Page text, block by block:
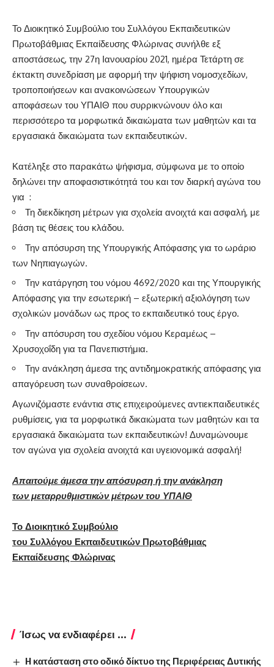
Το Διοικητικό Συμβούλιο του Συλλόγου Εκπαιδευτικών
Πρωτοβάθμιας Εκπαίδευσης Φλώρινας συνήλθε εξ
αποστάσεως, την 27η Ιανουαρίου 2021, ημέρα Τετάρτη σε
έκτακτη συνεδρίαση με αφορμή την ψήφιση νομοσχεδίων,
τροποποιήσεων και ανακοινώσεων Υπουργικών
αποφάσεων του ΥΠΑΙΘ που συρρικνώνουν όλο και
περισσότερο τα μορφωτικά δικαιώματα των μαθητών και τα
εργασιακά δικαιώματα των εκπαιδευτικών.
Κατέληξε στο παρακάτω ψήφισμα, σύμφωνα με το οποίο
δηλώνει την αποφασιστικότητά του και τον διαρκή αγώνα του
για :
Τη διεκδίκηση μέτρων για σχολεία ανοιχτά και ασφαλή, με
βάση τις θέσεις του κλάδου.
Την απόσυρση της Υπουργικής Απόφασης για το ωράριο
των Νηπιαγωγών.
Την κατάργηση του νόμου 4692/2020 και της Υπουργικής
Απόφασης για την εσωτερική – εξωτερική αξιολόγηση των
σχολικών μονάδων ως προς το εκπαιδευτικό τους έργο.
Την απόσυρση του σχεδίου νόμου Κεραμέως –
Χρυσοχοΐδη για τα Πανεπιστήμια.
Την ανάκληση άμεσα της αντιδημοκρατικής απόφασης για
απαγόρευση των συναθροίσεων.
Αγωνιζόμαστε ενάντια στις επιχειρούμενες αντιεκπαιδευτικές
ρυθμίσεις, για τα μορφωτικά δικαιώματα των μαθητών και τα
εργασιακά δικαιώματα των εκπαιδευτικών! Δυναμώνουμε
τον αγώνα για σχολεία ανοιχτά και υγειονομικά ασφαλή!
Απαιτούμε άμεσα την απόσυρση ή την ανάκληση
των μεταρρυθμιστικών μέτρων του ΥΠΑΙΘ
Το Διοικητικό Συμβούλιο
του Συλλόγου Εκπαιδευτικών Πρωτοβάθμιας
Εκπαίδευσης Φλώρινας
Ίσως να ενδιαφέρει ...
H κατάσταση στο οδικό δίκτυο της Περιφέρειας Δυτικής